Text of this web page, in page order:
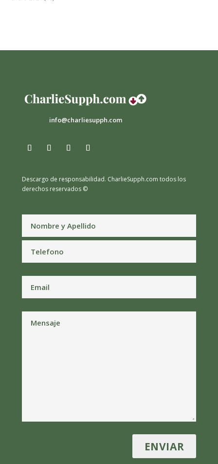
info@charliesupph.com
Descargo de responsabilidad. CharlieSupph.com todos los
derechos reservados ©